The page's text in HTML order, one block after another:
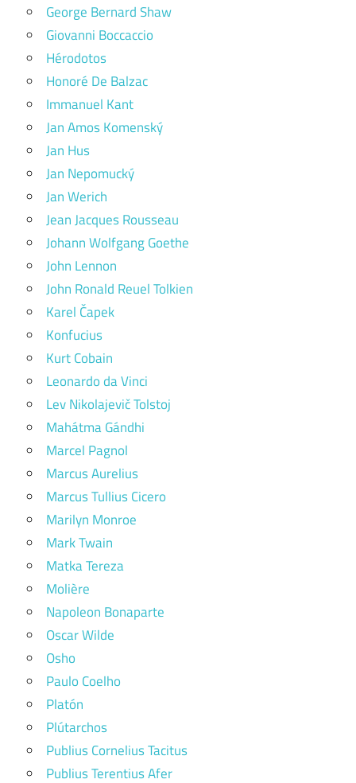
George Bernard Shaw
Giovanni Boccaccio
Hérodotos
Honoré De Balzac
Immanuel Kant
Jan Amos Komenský
Jan Hus
Jan Nepomucký
Jan Werich
Jean Jacques Rousseau
Johann Wolfgang Goethe
John Lennon
John Ronald Reuel Tolkien
Karel Čapek
Konfucius
Kurt Cobain
Leonardo da Vinci
Lev Nikolajevič Tolstoj
Mahátma Gándhi
Marcel Pagnol
Marcus Aurelius
Marcus Tullius Cicero
Marilyn Monroe
Mark Twain
Matka Tereza
Molière
Napoleon Bonaparte
Oscar Wilde
Osho
Paulo Coelho
Platón
Plútarchos
Publius Cornelius Tacitus
Publius Terentius Afer